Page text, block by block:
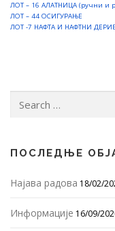
ЛOT – 16 АЛАТНИЦА (ручни и
ЛOT – 44 ОСИГУРАЊЕ
ЛОТ -7 НАФТА И НАФТНИ
for:
ПОСЛЕДЊЕ
Најава радова 18/02/
Информације 16/09/